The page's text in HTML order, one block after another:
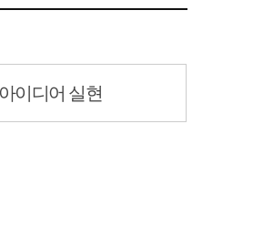
아이디어 실현